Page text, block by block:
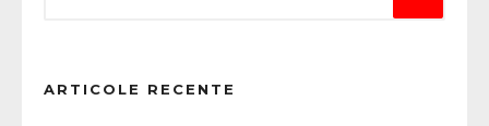
ARTICOLE RECENTE